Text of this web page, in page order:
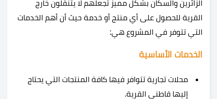
الزائرين والسكان بشكل مميز تجعلهم لا يتنقلون خارج
القرية للحصول على أي منتج أو خدمة حيث أن أهم الخدمات
التي تتوفر في المشروع هي:
الخدمات الأساسية
محلات تجارية تتوافر فيها كافة المنتجات التي يحتاج
إليها قاطني القرية.